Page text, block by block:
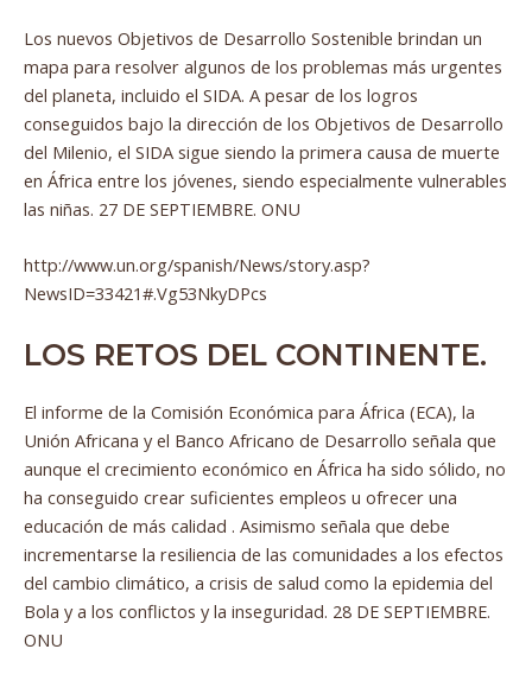
Los nuevos Objetivos de Desarrollo Sostenible brindan un
mapa para resolver algunos de los problemas más urgentes
del planeta, incluido el SIDA. A pesar de los logros
conseguidos bajo la dirección de los Objetivos de Desarrollo
del Milenio, el SIDA sigue siendo la primera causa de muerte
en África entre los jóvenes, siendo especialmente vulnerables
las niñas. 27 DE SEPTIEMBRE. ONU
http://www.un.org/spanish/News/story.asp?
NewsID=33421#.Vg53NkyDPcs
LOS RETOS DEL CONTINENTE.
El informe de la Comisión Económica para África (ECA), la
Unión Africana y el Banco Africano de Desarrollo señala que
aunque el crecimiento económico en África ha sido sólido, no
ha conseguido crear suficientes empleos u ofrecer una
educación de más calidad . Asimismo señala que debe
incrementarse la resiliencia de las comunidades a los efectos
del cambio climático, a crisis de salud como la epidemia del
Bola y a los conflictos y la inseguridad. 28 DE SEPTIEMBRE.
ONU